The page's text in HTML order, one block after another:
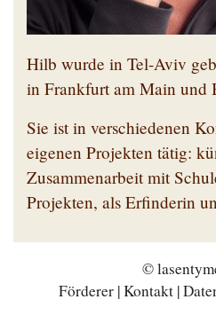
Hilb wurde in Tel-Aviv
in Frankfurt am Main und
Sie ist in verschiedenen
eigenen Projekten tätig:
Zusammenarbeit mit
Projekten, als Erfinderin
©
Förderer|Kontakt|